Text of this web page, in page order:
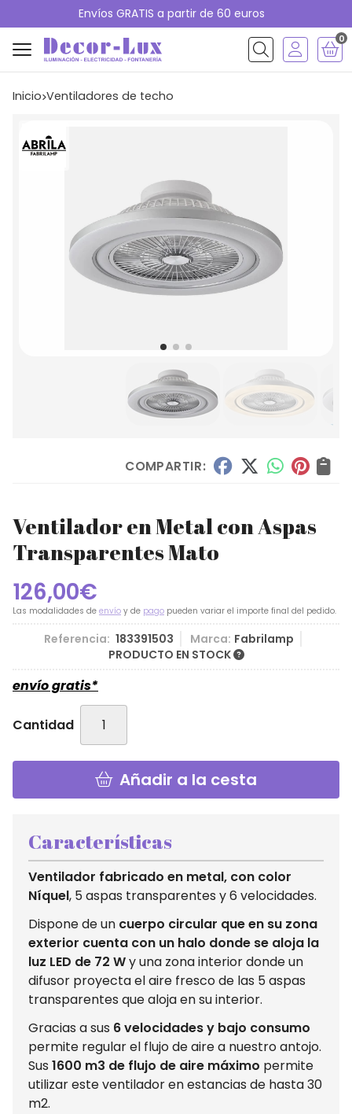
Envíos GRATIS a partir de 60 euros
Buscar
0
Inicio ventiladores de techo
COMPARTIR:
Ventilador en Metal con Aspas
Transparentes Mato
126,00€
Las modalidades de envío y de pago pueden variar el importe final del pedido.
Referencia: 183391503 Marca: Fabrilamp
PRODUCTO EN STOCK
envío gratis*
Cantidad
Añadir a la cesta
Características
Ventilador fabricado en metal, con color
Níquel, 5 aspas transparentes y 6 velocidades.
Dispone de un cuerpo circular que en su zona
exterior cuenta con un halo donde se aloja la
luz LED de 72 Wy una zona interior donde un
difusor proyecta el aire fresco de las 5 aspas
transparentes que aloja en su interior.
Gracias a sus 6 velocidades y bajo consumo
permite regular el flujo de aire a nuestro antojo.
Sus 1600 m3 de flujo de aire máximo permite
utilizar este ventilador en estancias de hasta 30
m2.